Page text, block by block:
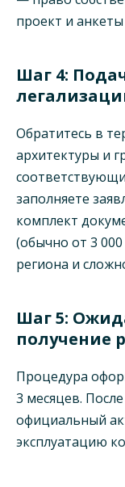
проект и
Шаг 4:
Обратитесь в
архитектуры и
заполняете
комплект
(обычно от 3
региона и
Шаг 5:
получение
Процедура
3 месяцев.
официальный
эксплуатацию